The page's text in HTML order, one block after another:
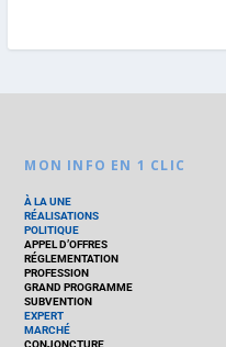
MON INFO EN 1 CLIC
À LA UNE
RÉALISATIONS
POLITIQUE
APPEL D’OFFRES
RÉGLEMENTATION
PROFESSION
GRAND PROGRAMME
SUBVENTION
EXPERT
MARCHÉ
CONJONCTURE